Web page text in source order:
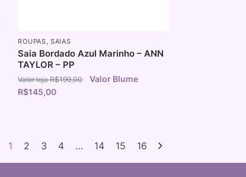
ROUPAS ,SAIAS
Saia Bordado Azul Marinho – ANN
TAYLOR – PP
R$199,00
R$145,00
1 2 3 4 … 14 15 16